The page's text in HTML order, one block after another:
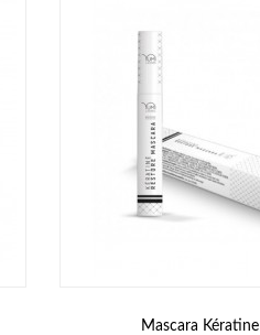
Mascara Kératine